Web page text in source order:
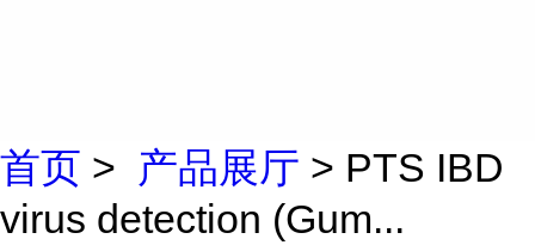
首页 > 产品展厅 > PTS IBD
virus detection (Gum...